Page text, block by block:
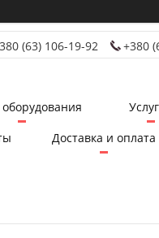
(63) 106-19-92 +380
оборудования
Доставка и оплата